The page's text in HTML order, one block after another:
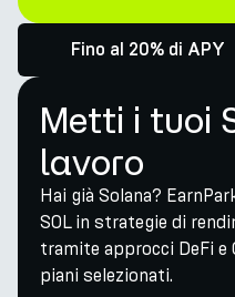
Fino al 20% di APY
Metti i tuoi
lavoro
Hai già Solana?
SOL in strategie di
tramite approcci DeFi e
piani selezionati.